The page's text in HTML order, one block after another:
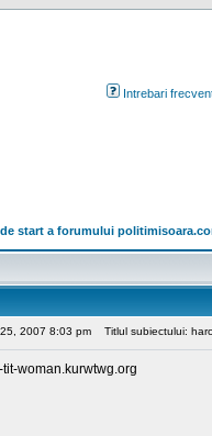
Intrebari
start a forumului
2007 8:03 pm Titlul subiectului:
woman.kurwtwg.org